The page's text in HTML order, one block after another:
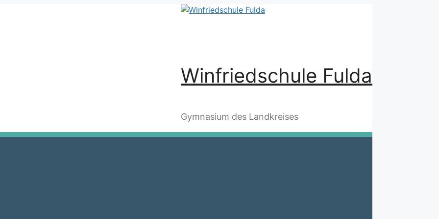
Winfriedschule Fulda
Gymnasium des Landkreises